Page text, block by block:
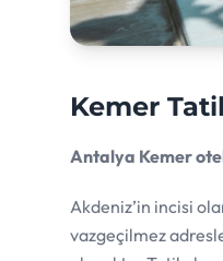
Kemer
Antalya Kemer
Akdeniz’in incisi
vazgeçilmez